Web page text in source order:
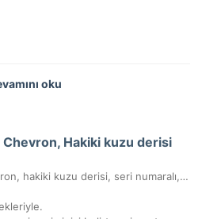
oku
Hakiki kuzu derisi
Chanel Flap Bag (2,55) Chevron, hakiki kuzu derisi, seri numaralı, kutulu, toz torbalı, sertifikalı.